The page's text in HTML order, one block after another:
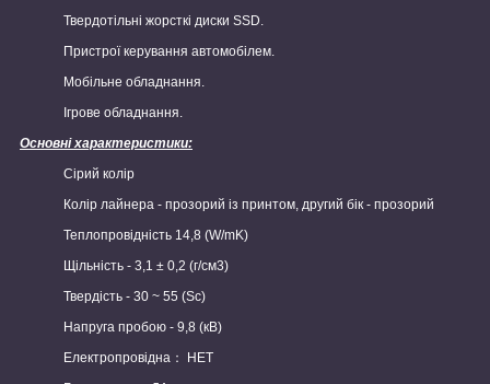
Твердотільні жорсткі диски SSD.
Пристрої керування автомобілем.
Мобільне обладнання.
Ігрове обладнання.
Основні характеристики:
Сірий колір
Колір лайнера - прозорий із принтом, другий бік - прозорий
Теплопровідність 14,8 (W/mK)
Щільність - 3,1 ± 0,2 (г/см3)
Твердість - 30 ~ 55 (Sc)
Напруга пробою - 9,8 (кВ)
Електропровідна： НЕТ